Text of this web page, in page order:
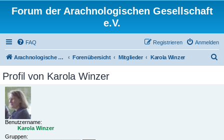
Forum der Arachnologischen Gesellschaft
e.V.
FAQ Anmelden
Registrieren
Arachnologische Gesellschaft e. V. Forenübersicht Mitglieder Karola Winzer
Profil von Karola Winzer
Benutzername:
Karola Winzer
Gruppen: